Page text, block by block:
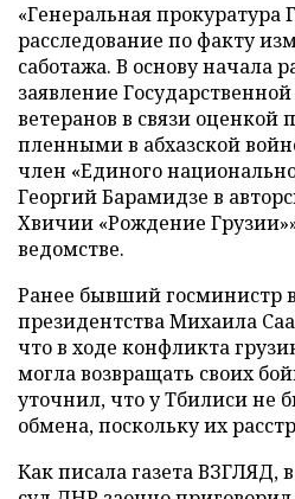
«Генеральная прокуратура
расследование по факту
саботажа. В основу начала
заявление
ветеранов в связи оценкой
пленными в абхазской
член «Единого
Георгий Барамидзе в
Хвичии «Рождение
ведомстве.
Ранее бывший госминистр
президентства Михаила
что в ходе конфликта
могла возвращать своих
уточнил, что у Тбилиси не
обмена, поскольку их
Как писала газета ВЗГЛЯД,